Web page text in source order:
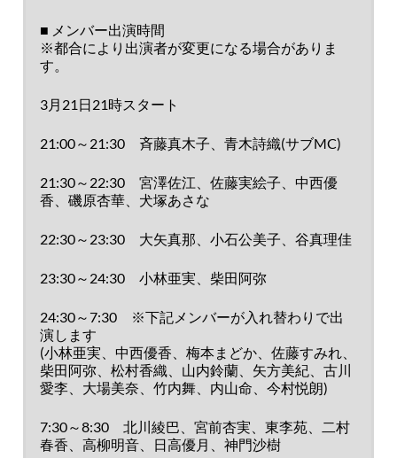
■ メンバー出演時間
※都合により出演者が変更になる場合がありま
す。
3月21日21時スタート
21:00～21:30 斉藤真木子、青木詩織(サブMC)
21:30～22:30 宮澤佐江、佐藤実絵子、中西優
香、磯原杏華、犬塚あさな
22:30～23:30 大矢真那、小石公美子、谷真理佳
23:30～24:30 小林亜実、柴田阿弥
24:30～7:30 ※下記メンバーが入れ替わりで出
演します
(小林亜実、中西優香、梅本まどか、佐藤すみれ、
柴田阿弥、松村香織、山内鈴蘭、矢方美紀、古川
愛李、大場美奈、竹内舞、内山命、今村悦朗)
7:30～8:30 北川綾巴、宮前杏実、東李苑、二村
春香、高柳明音、日高優月、 神門沙樹